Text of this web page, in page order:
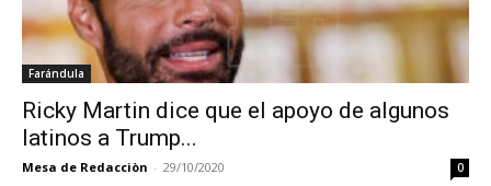
Farándula
Ricky Martin dice que el apoyo de algunos
latinos a Trump...
Mesa de Redacciòn - 29/10/2020 0